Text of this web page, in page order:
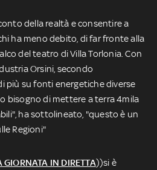
della realtà e consentire a
ha meno debito, di far fronte alla
del teatro di Villa Torlonia. Con
Orsini, secondo
più su fonti energetiche diverse
bisogno di mettere a terra 4mila
ha sottolineato, "questo è un
Regioni"
GIORNATA IN DIRETTA))si è